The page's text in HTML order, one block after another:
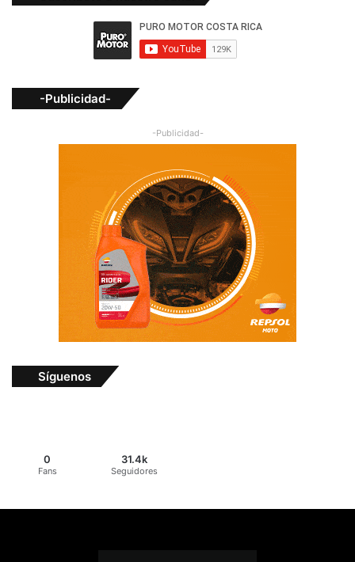
-Publicidad-
-Publicidad-
Síguenos
0
Fans
31.4k
Seguidores